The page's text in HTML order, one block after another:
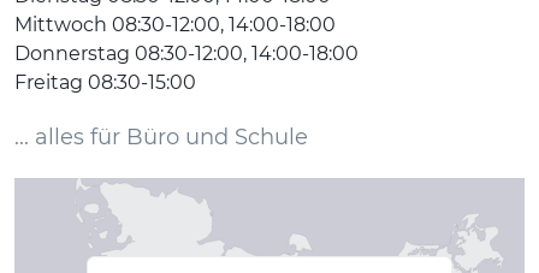
Mittwoch 08:30-12:00, 14:00-18:00
Donnerstag 08:30-12:00, 14:00-18:00
Freitag 08:30-15:00
... alles für Büro und Schule